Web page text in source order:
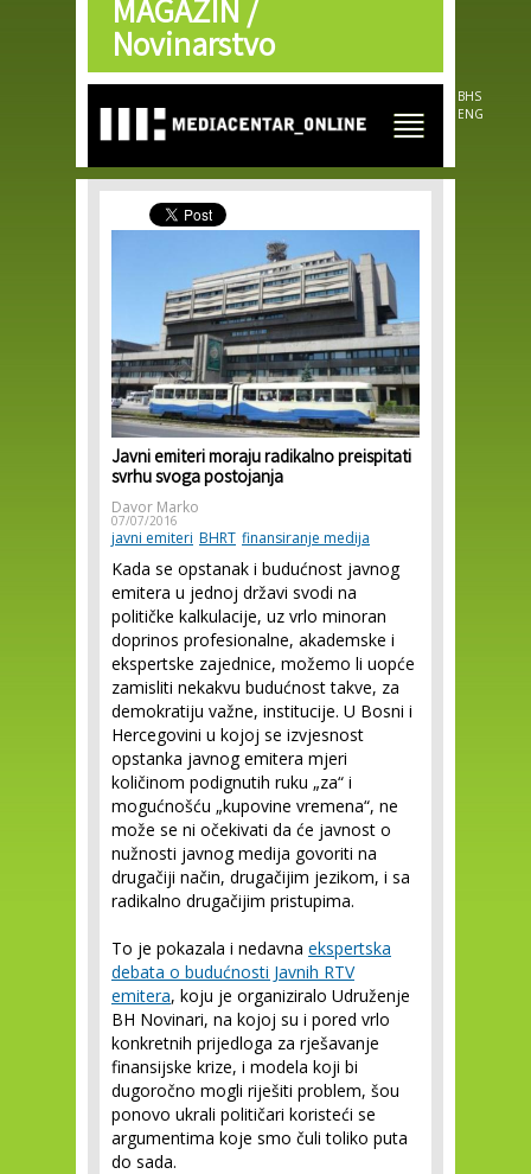
Skip to
main
content
MAGAZIN /
Novinarstvo
BHS
ENG
Javni emiteri moraju radikalno preispitati
svrhu svoga postojanja
Davor Marko
07/07/2016
javni emiteri BHRT finansiranje medija
Kada se opstanak i budućnost javnog
emitera u jednoj državi svodi na
političke kalkulacije, uz vrlo minoran
doprinos profesionalne, akademske i
ekspertske zajednice, možemo li uopće
zamisliti nekakvu budućnost takve, za
demokratiju važne, institucije. U Bosni i
Hercegovini u kojoj se izvjesnost
opstanka javnog emitera mjeri
količinom podignutih ruku „za“ i
mogućnošću „kupovine vremena“, ne
može se ni očekivati da će javnost o
nužnosti javnog medija govoriti na
drugačiji način, drugačijim jezikom, i sa
radikalno drugačijim pristupima.
To je pokazala i nedavna ekspertska
debata o budućnosti Javnih RTV
emitera, koju je organiziralo Udruženje
BH Novinari, na kojoj su i pored vrlo
konkretnih prijedloga za rješavanje
finansijske krize, i modela koji bi
dugoročno mogli riješiti problem, šou
ponovo ukrali političari koristeći se
argumentima koje smo čuli toliko puta
do sada.